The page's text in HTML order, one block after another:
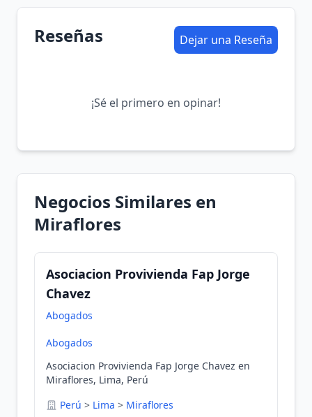
Reseñas Dejar una Reseña
¡Sé el primero en opinar!
Negocios Similares en
Miraflores
Asociacion Provivienda Fap Jorge
Chavez
Abogados
Abogados
Asociacion Provivienda Fap Jorge Chavez en
Miraflores, Lima, Perú
Perú > Lima > Miraflores